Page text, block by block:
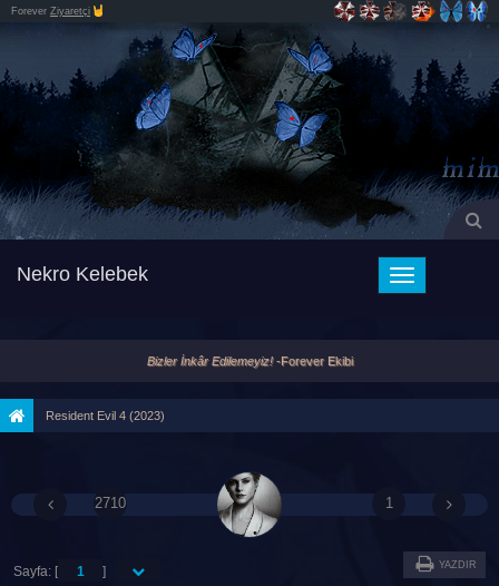
Forever Ziyaretçi
Toggle
navigation
Nekro Kelebek
Bizler İnkâr Edilemeyiz!-Forever Ekibi
Resident Evil 4 (2023)
2710 1
YAZDIR
Sayfa: [ 1 ]